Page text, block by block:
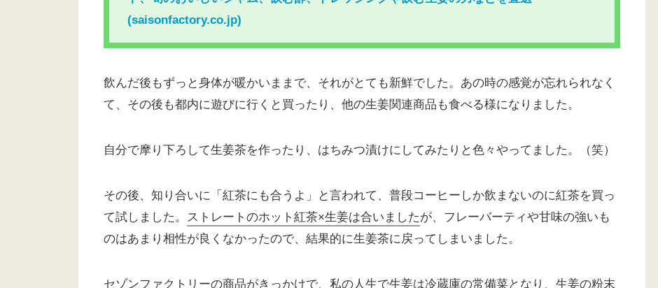
(saisonfactory.co.jp)
飲んだ後もずっと身体が暖かいままで、それがとても新鮮でした。あの時の感覚が忘れられなく
て、その後も都内に遊びに行くと買ったり、他の生姜関連商品も食べる様になりました。
自分で摩り下ろして生姜茶を作ったり、はちみつ漬けにしてみたりと色々やってました。（笑）
その後、知り合いに「紅茶にも合うよ」と言われて、普段コーヒーしか飲まないのに紅茶を買っ
て試しました。 ストレートのホット紅茶×生姜は合いましたが、フレーバーティや甘味の強いも
のはあまり相性が良くなかったので、結果的に生姜茶に戻ってしまいました。
セゾンファクトリーの商品がきっかけで、私の人生で生姜は冷蔵庫の常備菜となり、生姜の粉末